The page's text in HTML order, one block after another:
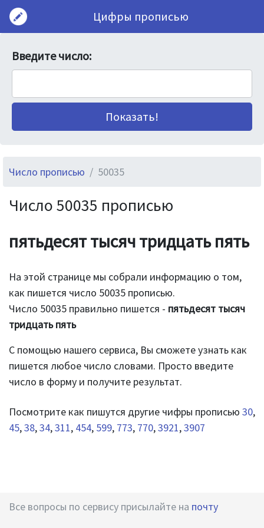
Цифры прописью
Введите число:
Число прописью 50035
Число 50035 прописью
пятьдесят тысяч тридцать пять
На этой странице мы собрали информацию о том,
как пишется число 50035 прописью.
Число 50035 правильно пишется - пятьдесят тысяч
тридцать пять
С помощью нашего сервиса, Вы сможете узнать как
пишется любое число словами. Просто введите
число в форму и получите результат.
Посмотрите как пишутся другие чифры прописью 30,
45,38,34,311, 454, 599, 773, 770,3921,3907
Все вопросы по сервису присылайте на почту